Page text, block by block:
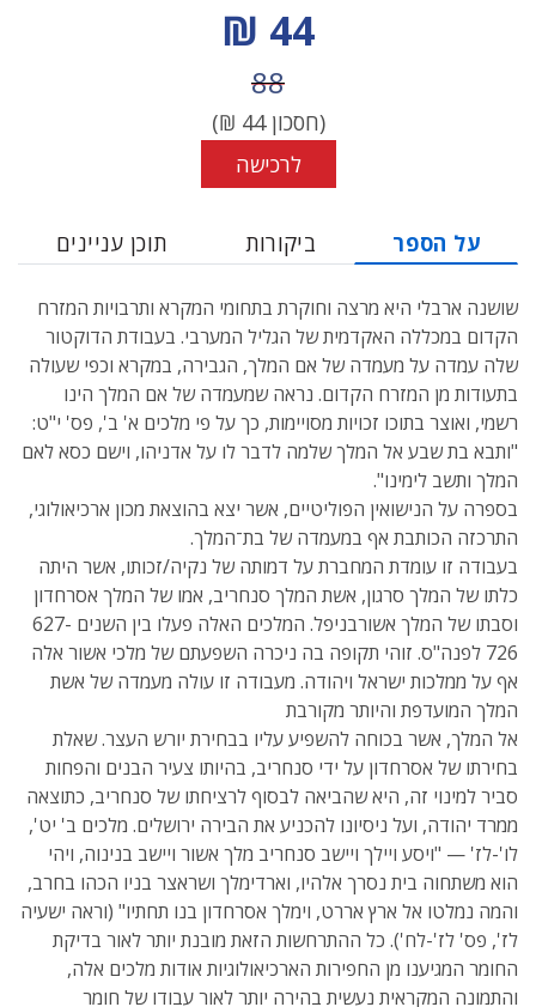
מחיר הנחה
44 ₪
מחיר לפני הנחה
88
(חסכון44
₪)
לרכישה
על הספר ביקורות תוכן עניינים
שושנה ארבלי היא מרצה וחוקרת בתחומי המקרא ותרבויות המזרח
הקדום במכללה האקדמית של הגליל המערבי. בעבודת הדוקטור
שלה עמדה על מעמדה של אם המלך, הגבירה, במקרא וכפי שעולה
בתעודות מן המזרח הקדום. נראה שמעמדה של אם המלך הינו
רשמי, ואוצר בתוכו זכויות מסויימות, כך על פי מלכים א' ב', פס' י"ט:
"ותבא בת שבע אל המלך שלמה לדבר לו על אדניהו, וישם כסא לאם
המלך ותשב לימינו".
בספרה על הנישואין הפוליטיים, אשר יצא בהוצאת מכון ארכיאולוגי,
התרכזה הכותבת אף במעמדה של בת־המלך.
בעבודה זו עומדת המחברת על דמותה של נקיה/זכותו, אשר היתה
כלתו של המלך סרגון, אשת המלך סנחריב, אמו של המלך אסרחדון
וסבתו של המלך אשורבניפל. המלכים האלה פעלו בין השנים 627-
726 לפנה"ס. זוהי תקופה בה ניכרה השפעתם של מלכי אשור אלה
אף על ממלכות ישראל ויהודה. מעבודה זו עולה מעמדה של אשת
המלך המועדפת והיותר מקורבת
אל המלך, אשר בכוחה להשפיע עליו בבחירת יורש העצר. שאלת
בחירתו של אסרחדון על ידי סנחריב, בהיותו צעיר הבנים והפחות
סביר למינוי זה, היא שהביאה לבסוף לרציחתו של סנחריב, כתוצאה
ממרד יהודה, ועל ניסיונו להכניע את הבירה ירושלים. מלכים ב' יט',
לו'-לז' — "ויסע ויילך ויישב סנחריב מלך אשור ויישב בנינוה, ויהי
הוא משתחוה בית נסרך אלהיו, וארדימלך ושראצר בניו הכהו בחרב,
והמה נמלטו אל ארץ אררט, וימלך אסרחדון בנו תחתיו" (וראה ישעיה
לז', פס' לז'-לח'). כל ההתרחשות הזאת מובנת יותר לאור בדיקת
החומר המגיענו מן החפירות הארכיאולוגיות אודות מלכים אלה,
והתמונה המקראית נעשית בהירה יותר לאור עבודו של חומר